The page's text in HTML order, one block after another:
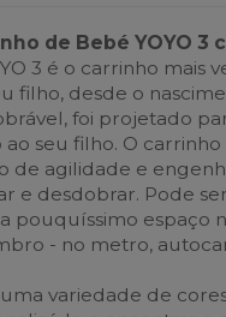
de Bebé YOYO 3
3 é o carrinho mais
filho, desde o
foi projetado
ao seu filho. O
de agilidade e
e desdobrar. Pode
pouquíssimo espaço
- no metro,
variedade de